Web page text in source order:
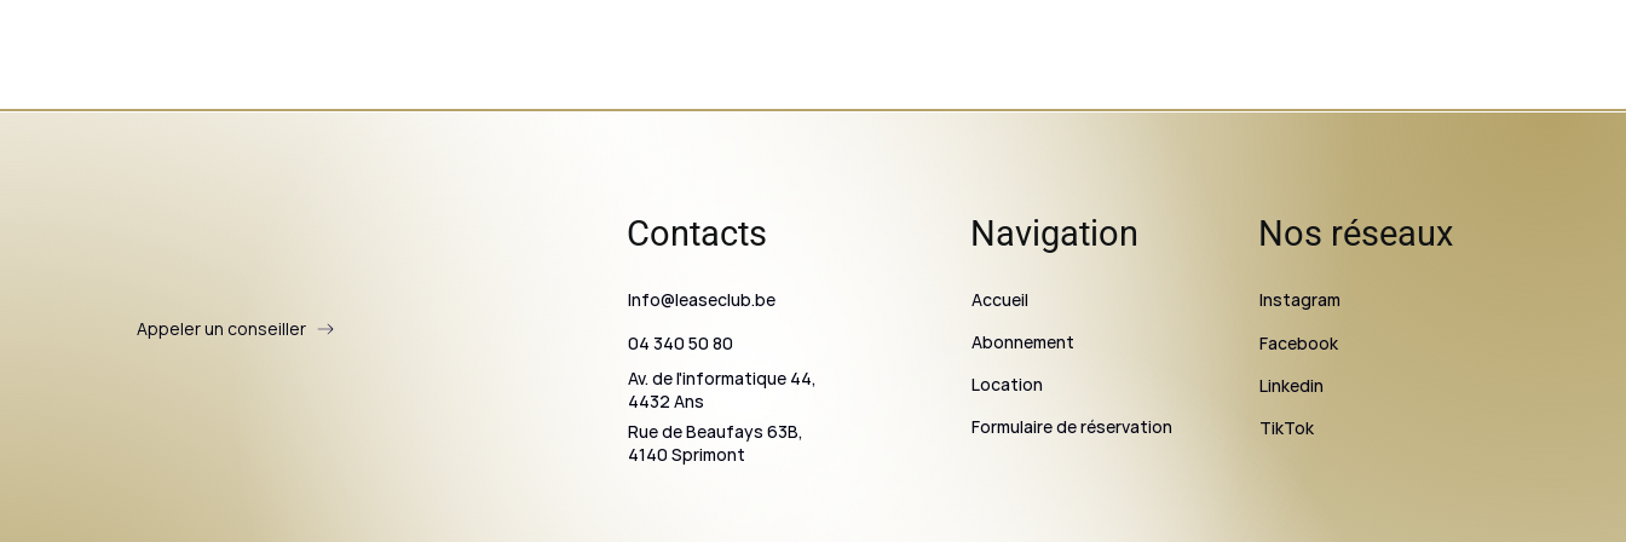
Appeler un conseiller
Contacts
Info@leaseclub.be
04 340 50 80
Av. de l'informatique 44,
4432 Ans
Rue de Beaufays 63B,
4140 Sprimont
Navigation
Accueil
Abonnement
Location
Formulaire de réservation
Nos réseaux
Instagram
Facebook
Linkedin
TikTok